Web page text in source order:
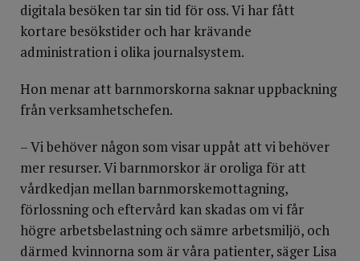
digitala besöken tar sin tid för oss. Vi har fått
kortare besökstider och har krävande
administration i olika journalsystem.
Hon menar att barnmorskorna saknar uppbackning
från verksamhetschefen.
– Vi behöver någon som visar uppåt att vi behöver
mer resurser. Vi barnmorskor är oroliga för att
vårdkedjan mellan barnmorskemottagning,
förlossning och eftervård kan skadas om vi får
högre arbetsbelastning och sämre arbetsmiljö, och
därmed kvinnorna som är våra patienter, säger Lisa